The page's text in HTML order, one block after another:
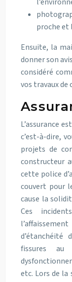
proche et
Ensuite, la
donner son
considéré
vos travaux
L’assurance
c’est-à-dire,
projets de
constructeur
cette police
couvert pour
cause la
Ces
d’étanchéité
fissures
etc. Lors de la